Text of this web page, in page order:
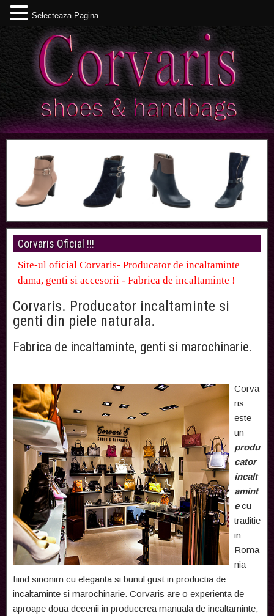
Corvaris Oficial !!!
Site-ul oficial Corvaris- Producator de incaltaminte
dama, genti si accesorii - Fabrica de incaltaminte !
Corvaris. Producator incaltaminte si
genti din piele naturala.
Fabrica de incaltaminte, genti si marochinarie.
Corva
ris
este
un
produ
cator
incalt
amint
ecu
traditie
in
Roma
nia
fiind sinonim cu eleganta si bunul gust in productia de
incaltaminte si marochinarie. Corvaris are o experienta de
aproape doua decenii in producerea manuala de incaltaminte,
Selecteaza Pagina